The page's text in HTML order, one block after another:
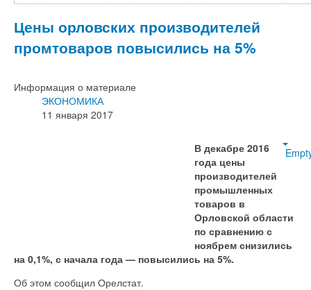
Цены орловских производителей
промтоваров повысились на 5%
Информация о материале
ЭКОНОМИКА
11 января 2017
В декабре 2016
года цены
производителей
промышленных
товаров в
Орловской области
по сравнению с
ноябрем снизились
на 0,1%, с начала года — повысились на 5%.
Об этом сообщил Орелстат.